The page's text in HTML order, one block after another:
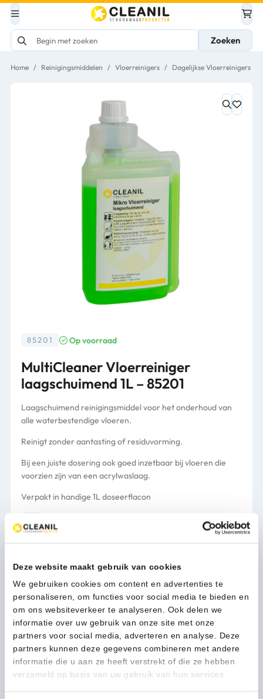
Deze website maakt gebruik van cookies
We gebruiken cookies om content en advertenties te
personaliseren, om functies voor social media te bieden en
om ons websiteverkeer te analyseren. Ook delen we
informatie over uw gebruik van onze site met onze
partners voor social media, adverteren en analyse. Deze
partners kunnen deze gegevens combineren met andere
informatie die u aan ze heeft verstrekt of die ze hebben
verzameld op basis van uw gebruik van hun services.
Zoeken
Home / Reinigingsmiddelen / Vloerreinigers / Dagelijkse Vloerreinigers
85201 Op voorraad
MultiCleaner Vloerreiniger
laagschuimend 1L – 85201
Laagschuimend reinigingsmiddel voor het onderhoud van
alle waterbestendige vloeren.
Reinigt zonder aantasting of residuvorming.
Bij een juiste dosering ook goed inzetbaar bij vloeren die
voorzien zijn van een acrylwaslaag.
Verpakt in handige 1L doseerflacon
Verpakking
10,29 (12,45 Incl. btw)
Vloerreiniger
laagschuimend
1L
-
85201
aantal
In winkelwagen
1-3 werkdagen